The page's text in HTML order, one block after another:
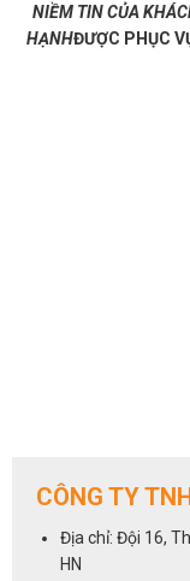
NIỀM TIN CỦA
HẠNHĐƯỢC PHỤC
CÔNG TY
Địa chỉ: Đội 16,
HN